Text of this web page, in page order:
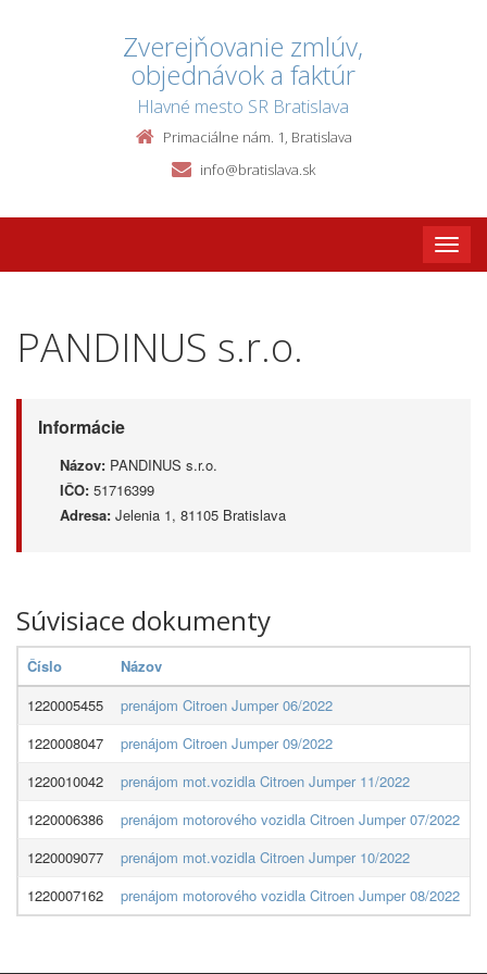
Zverejňovanie zmlúv,
objednávok a faktúr
Hlavné mesto SR Bratislava
Primaciálne nám. 1, Bratislava
info@bratislava.sk
Toggle
PANDINUS s.r.o.
Informácie
Názov: PANDINUS s.r.o.
IČO: 51716399
Adresa: Jelenia 1, 81105 Bratislava
Súvisiace dokumenty
Číslo Názov
1220005455
prenájom Citroen Jumper 06/2022
1220008047
prenájom Citroen Jumper 09/2022
1220010042
prenájom mot.vozidla Citroen Jumper 11/2022
1220006386
prenájom motorového vozidla Citroen Jumper 07/2022
1220009077
prenájom mot.vozidla Citroen Jumper 10/2022
1220007162
prenájom motorového vozidla Citroen Jumper 08/2022